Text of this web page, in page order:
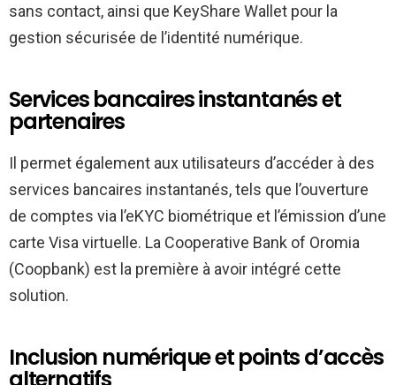
sans contact, ainsi que KeyShare Wallet pour la
gestion sécurisée de l’identité numérique.
Services bancaires instantanés et
partenaires
Il permet également aux utilisateurs d’accéder à des
services bancaires instantanés, tels que l’ouverture
de comptes via l’eKYC biométrique et l’émission d’une
carte Visa virtuelle. La Cooperative Bank of Oromia
(Coopbank) est la première à avoir intégré cette
solution.
Inclusion numérique et points d’accès
alternatifs